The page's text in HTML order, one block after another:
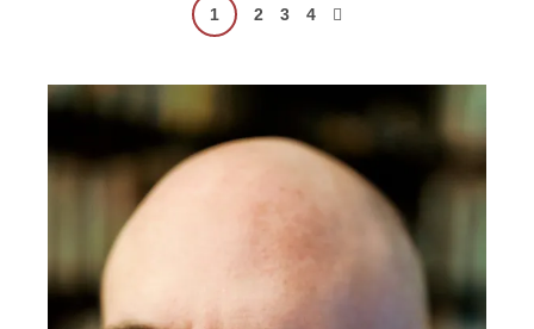
pagination
1 2 3 4